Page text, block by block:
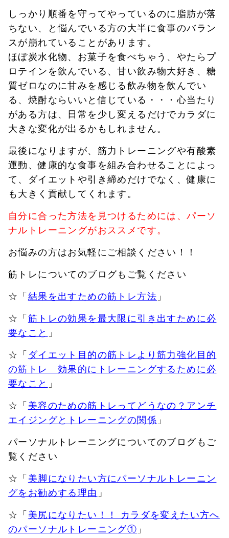
しっかり順番を守ってやっているのに脂肪が落
ちない、と悩んでいる方の大半に食事のバラン
スが崩れていることがあります。
ほぼ炭水化物、お菓子を食べちゃう、やたらプ
ロテインを飲んでいる、甘い飲み物大好き、糖
質ゼロなのに甘みを感じる飲み物を飲んでい
る、焼酎ならいいと信じている・・・心当たり
がある方は、日常を少し変えるだけでカラダに
大きな変化が出るかもしれません。
最後になりますが、筋力トレーニングや有酸素
運動、健康的な食事を組み合わせることによっ
て、ダイエットや引き締めだけでなく、健康に
も大きく貢献してくれます。
自分に合った方法を見つけるためには、パーソ
ナルトレーニングがおススメです。
お悩みの方はお気軽にご相談ください！！
筋トレについてのブログもご覧ください
☆「結果を出すための筋トレ方法 」
☆「筋トレの効果を最大限に引き出すために必
要なこと 」
☆「ダイエット目的の筋トレより筋力強化目的
の筋トレ 効果的にトレーニングするために必
要なこと 」
☆「美容のための筋トレってどうなの？アンチ
エイジングとトレーニングの関係 」
パーソナルトレーニングについてのブログもご
覧ください
☆「美脚になりたい方にパーソナルトレーニン
グをお勧めする理由 」
☆「美尻になりたい！！ カラダを変えたい方へ
のパーソナルトレーニング① 」